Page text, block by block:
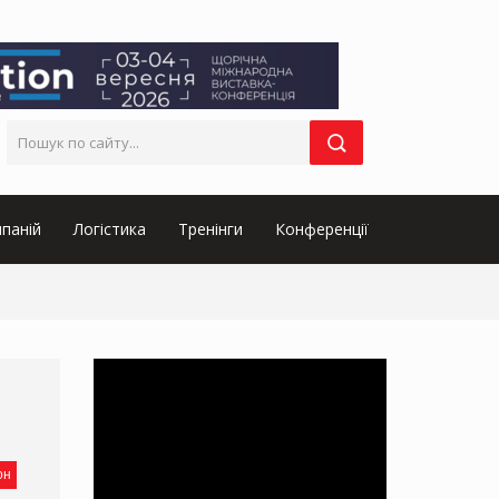
Логістика Тренінги Конференції